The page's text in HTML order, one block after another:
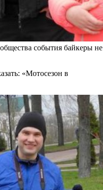
события байкеры
«Мотосезон в